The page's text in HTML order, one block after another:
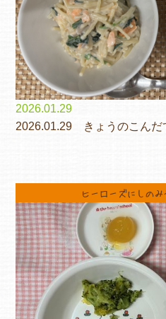
2026.01.29
2026.01.29 きょうのこんだ
ヒーローズにしのみ